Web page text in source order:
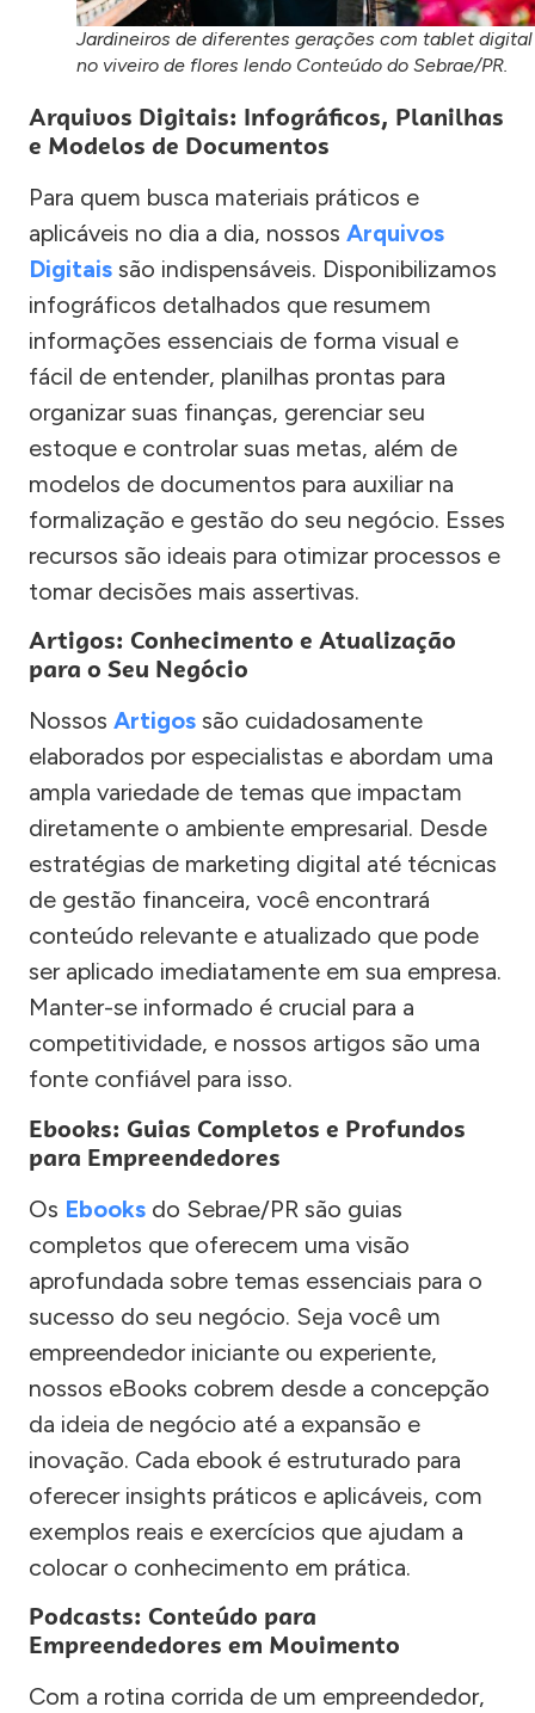
Jardineiros de diferentes gerações com tablet digital
no viveiro de flores lendo Conteúdo do Sebrae/PR.
Arquivos Digitais: Infográficos, Planilhas
e Modelos de Documentos
Para quem busca materiais práticos e
aplicáveis no dia a dia, nossos Arquivos
Digitais são indispensáveis. Disponibilizamos
infográficos detalhados que resumem
informações essenciais de forma visual e
fácil de entender, planilhas prontas para
organizar suas finanças, gerenciar seu
estoque e controlar suas metas, além de
modelos de documentos para auxiliar na
formalização e gestão do seu negócio. Esses
recursos são ideais para otimizar processos e
tomar decisões mais assertivas.
Artigos: Conhecimento e Atualização
para o Seu Negócio
Nossos Artigos são cuidadosamente
elaborados por especialistas e abordam uma
ampla variedade de temas que impactam
diretamente o ambiente empresarial. Desde
estratégias de marketing digital até técnicas
de gestão financeira, você encontrará
conteúdo relevante e atualizado que pode
ser aplicado imediatamente em sua empresa.
Manter-se informado é crucial para a
competitividade, e nossos artigos são uma
fonte confiável para isso.
Ebooks: Guias Completos e Profundos
para Empreendedores
Os Ebooks do Sebrae/PR são guias
completos que oferecem uma visão
aprofundada sobre temas essenciais para o
sucesso do seu negócio. Seja você um
empreendedor iniciante ou experiente,
nossos eBooks cobrem desde a concepção
da ideia de negócio até a expansão e
inovação. Cada ebook é estruturado para
oferecer insights práticos e aplicáveis, com
exemplos reais e exercícios que ajudam a
colocar o conhecimento em prática.
Podcasts: Conteúdo para
Empreendedores em Movimento
Com a rotina corrida de um empreendedor,